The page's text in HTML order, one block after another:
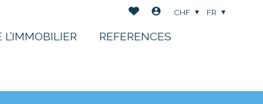
REFERENCES
CHF FR